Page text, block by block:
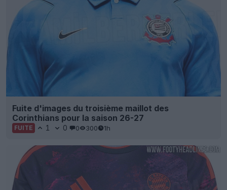
Fuite d'images du troisième maillot des
Corinthians pour la saison 26-27
FUITE 1 0 0 300 1h